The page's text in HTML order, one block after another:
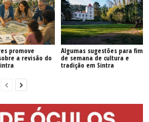
promove
a revisão do
Algumas sugestões para fim
de semana de cultura e
tradição em Sintra